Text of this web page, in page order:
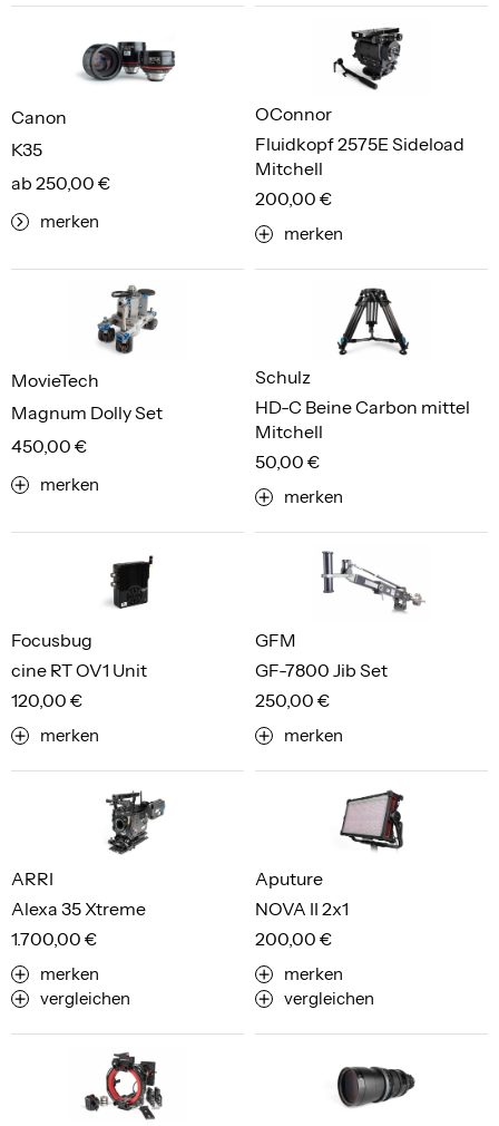
K35
Canon
ab 250,00 €
merken
Fluidkopf 2575E Sideload
Mitchell
OConnor
200,00 €
merken
Magnum Dolly Set
MovieTech
450,00 €
merken
HD-C Beine Carbon mittel
Mitchell
Schulz
50,00 €
merken
cine RT OV1 Unit
Focusbug
120,00 €
merken
GF-7800 Jib Set
GFM
250,00 €
merken
Alexa 35 Xtreme
ARRI
1.700,00 €
merken
vergleichen
NOVA II 2x1
Aputure
200,00 €
merken
vergleichen